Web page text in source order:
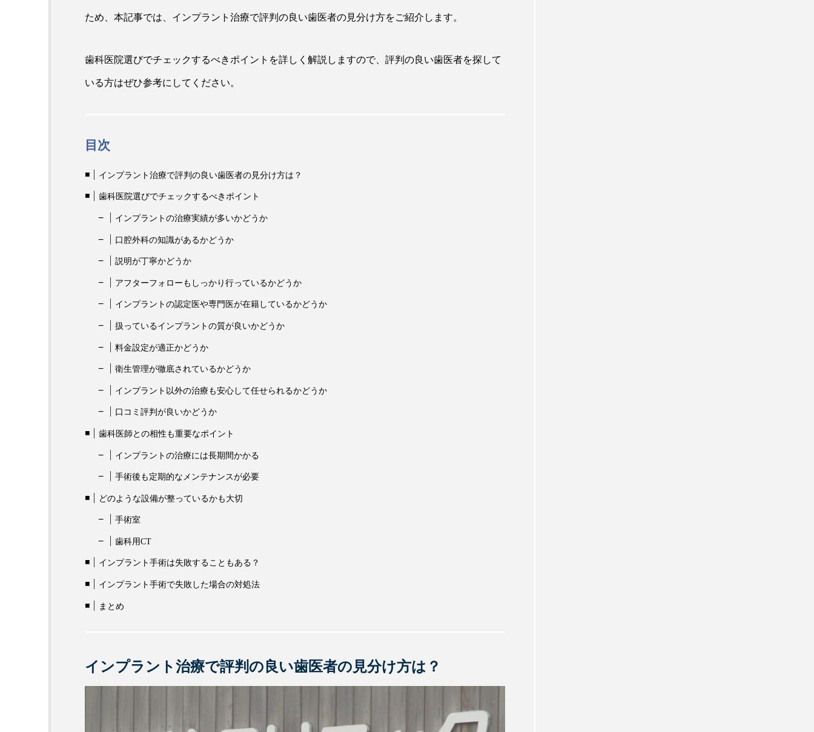
ため、本記事では、インプラント治療で評判の良い歯医者の見分け方をご紹介します。
歯科医院選びでチェックするべきポイントを詳しく解説しますので、評判の良い歯医者を探して
いる方はぜひ参考にしてください。
目次
インプラント治療で評判の良い歯医者の見分け方は？
歯科医院選びでチェックするべきポイント
インプラントの治療実績が多いかどうか
口腔外科の知識があるかどうか
説明が丁寧かどうか
アフターフォローもしっかり行っているかどうか
インプラントの認定医や専門医が在籍しているかどうか
扱っているインプラントの質が良いかどうか
料金設定が適正かどうか
衛生管理が徹底されているかどうか
インプラント以外の治療も安心して任せられるかどうか
口コミ評判が良いかどうか
歯科医師との相性も重要なポイント
インプラントの治療には長期間かかる
手術後も定期的なメンテナンスが必要
どのような設備が整っているかも大切
手術室
歯科用CT
インプラント手術は失敗することもある？
インプラント手術で失敗した場合の対処法
まとめ
インプラント治療で評判の良い歯医者の見分け方は？